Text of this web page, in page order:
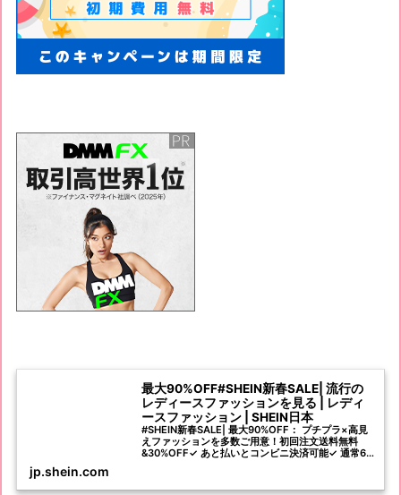
最大90%OFF#SHEIN新春SALE| 流行の
レディースファッションを見る | レディ
ースファッション | SHEIN日本
#SHEIN新春SALE| 最大90%OFF： プチプラ×高見
えファッションを多数ご用意！初回注文送料無料
&30%OFF✓ あと払いとコンビニ決済可能✓ 通常6-
割引とクーポンが盛りだくさん✓
jp.shein.com